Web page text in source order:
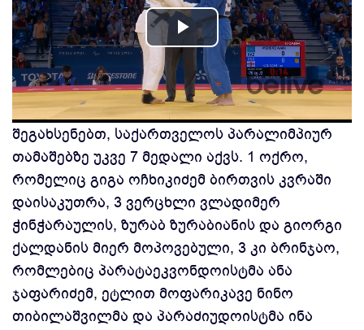
Play
Video
შეგახსენებთ, საქართველოს პარალიმპიურ
თამაშებზე უკვე 7 მედალი აქვს. 1 ოქრო,
რომელიც გიგა ოჩხიკიძემ ბირთვის კვრაში
დაისაკუთრა, 3 ვერცხლი ვლადიმერ
ჭინჭარაულის, ზურაბ ზურაბიანის და გიორგი
ქალდანის მიერ მოპოვებული, 3 კი ბრინჯაო,
რომლებიც პარატაეკვონდოისტმა ანა
ჯაფარიძემ, ეტლით მოფარიკავე ნინო
თიბილაშვილმა და პარაძიუდოისტმა ინა